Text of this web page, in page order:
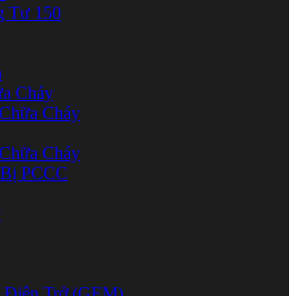
Tư 150
Cháy
Cháy
Cháy
PCCC